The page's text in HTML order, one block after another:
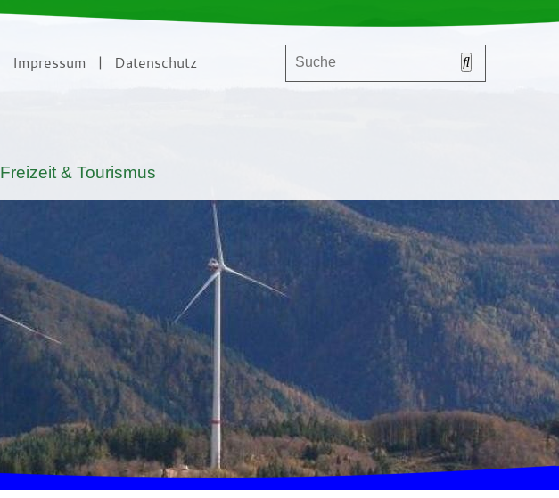
Impressum | Datenschutz
Freizeit & Tourismus